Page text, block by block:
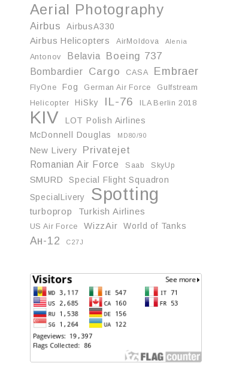
Aerial Photography
Airbus
AirbusA330
Airbus Helicopters
AirMoldova Alenia
Antonov Belavia Boeing 737
Bombardier Cargo CASA Embraer
FlyOne Fog German Air Force
Gulfstream
Helicopter
HiSky IL-76 ILA Berlin 2018
KIV
LOT Polish Airlines
McDonnell Douglas
MD80/90
New Livery Privatejet
Romanian Air Force Saab SkyUp
SMURD
Special Flight Squadron
SpecialLivery
Spotting
turboprop Turkish Airlines
US Air Force WizzAir World of Tanks
Ан-12 С27J